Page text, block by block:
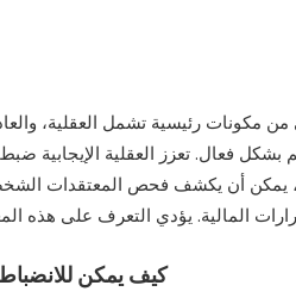
من مكونات رئيسية تشمل العقلية،
بشكل فعال. تعزز العقلية الإيجابية
يمكن أن يكشف فحص المعتقدات
كيف يمكن